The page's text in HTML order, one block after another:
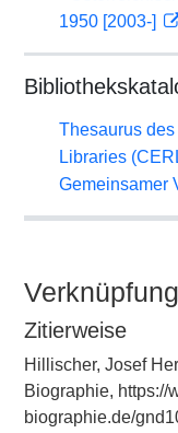
1950 [2003-]
Thesaurus
Libraries
Gemeinsamer
Zitierweise
Hillischer, Josef
Biographie, https://
biographie.de/